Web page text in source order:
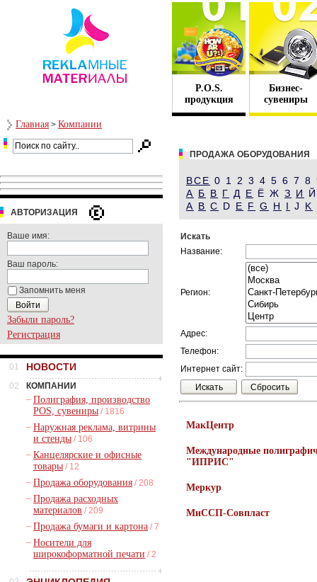
P.O.S.
продукция
Бизнес-
сувениры
Главная > Компании
АВТОРИЗАЦИЯ
Ваше имя:
Ваш пароль:
Запомнить меня
Забыли пароль?
Регистрация
.01 НОВОСТИ
.02
КОМПАНИИ
– Полиграфия, производство
POS, сувениры / 1816
– Наружная реклама, витрины
и стенды / 106
– Канцелярские и офисные
товары / 12
– Продажа оборудования / 208
– Продажа расходных
материалов / 209
– Продажа бумаги и картона / 7
– Носители для
широкоформатной печати / 2
ПРОДАЖА ОБОРУДОВАНИЯ
ВСЕ 0 1 2 3 4 5 6 7
А Б В Г Д Е Ё Ж З И
A B C D E F G H I J K
Искать
Название:
Регион:
Адрес:
Телефон:
Интернет сайт:
МакЦентр
Международные
"ИПРИС"
Меркур
МиССП-Совпласт